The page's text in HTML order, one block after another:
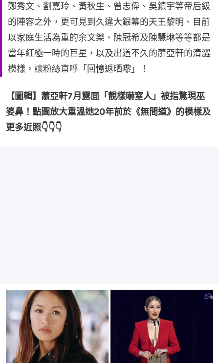
鄭秀文、劉嘉玲、黃秋生、曾志偉、吳鎮宇等帝后級
的陣容之外，更可見到久違大銀幕的天王黎明、目前
以家庭生活為重的余文樂、陳冠希及陳慧琳等等都是
當年紅極一時的巨星，以及出道不久的蕭亞軒的清澀
模樣，讓粉絲直呼「回憶返晒嚟」！
【圖輯】蕭亞軒7月露面「靚樣嚇窒人」被指驚現巫
婆鼻！點圖放大重溫她20年前於《無間道》的模樣及
更多近照👇👇👇